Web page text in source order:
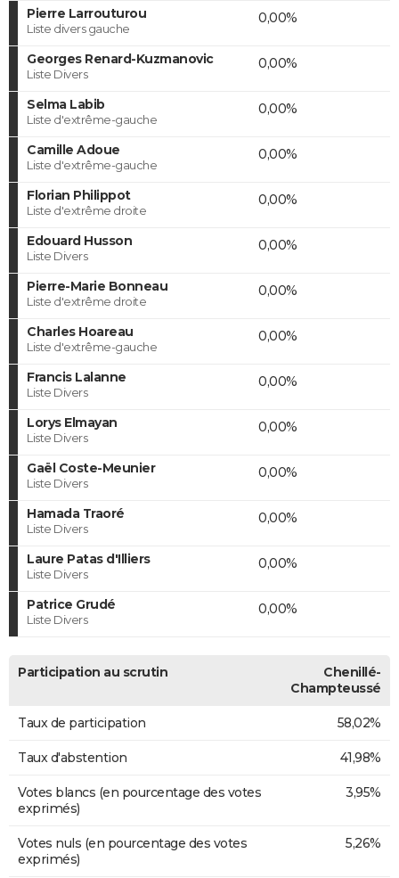
Pierre Larrouturou
Liste divers gauche
0,00%
Georges Renard-Kuzmanovic
Liste Divers
0,00%
Selma Labib
Liste d'extrême-gauche
0,00%
Camille Adoue
Liste d'extrême-gauche
0,00%
Florian Philippot
Liste d'extrême droite
0,00%
Edouard Husson
Liste Divers
0,00%
Pierre-Marie Bonneau
Liste d'extrême droite
0,00%
Charles Hoareau
Liste d'extrême-gauche
0,00%
Francis Lalanne
Liste Divers
0,00%
Lorys Elmayan
Liste Divers
0,00%
Gaël Coste-Meunier
Liste Divers
0,00%
Hamada Traoré
Liste Divers
0,00%
Laure Patas d'Illiers
Liste Divers
0,00%
Patrice Grudé
Liste Divers
0,00%
Participation au scrutin
Chenillé-
Champteussé
Taux de participation 58,02%
Taux d'abstention 41,98%
Votes blancs (en pourcentage des votes
exprimés)
3,95%
Votes nuls (en pourcentage des votes
exprimés)
5,26%